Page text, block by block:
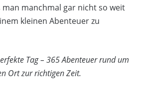
man manchmal gar nicht so weit
kleinen Abenteuer zu
Tag – 365 Abenteuer rund um
Ort zur richtigen Zeit.